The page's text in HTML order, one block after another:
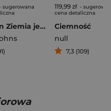
S. Taylor Tom
sugerowana
Batman Ziemia jeden Tom 3
119,99 zł -
cena detaliczna
Ciemność
null
7,3 (109)